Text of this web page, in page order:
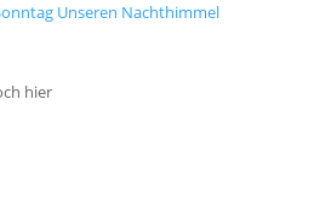
Unseren Nachthimmel